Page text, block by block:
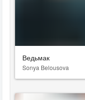
Ведьмак
Sonya Belousova